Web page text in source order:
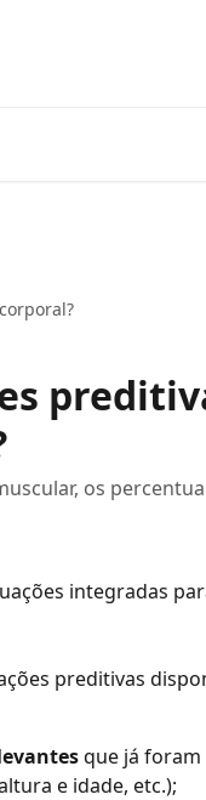
os
integradas
preditivas
que já
e idade, etc.);